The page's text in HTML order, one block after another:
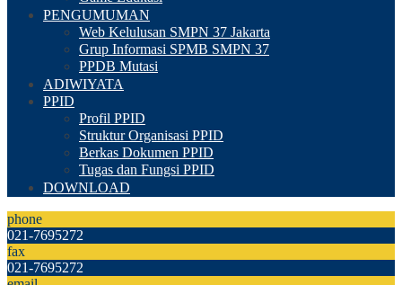
PENGUMUMAN
Web Kelulusan SMPN 37 Jakarta
Grup Informasi SPMB SMPN 37
PPDB Mutasi
ADIWIYATA
PPID
Profil PPID
Struktur Organisasi PPID
Berkas Dokumen PPID
Tugas dan Fungsi PPID
DOWNLOAD
phone
021-7695272
fax
021-7695272